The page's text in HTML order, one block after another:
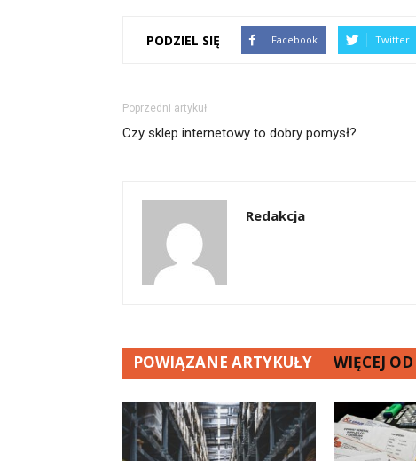
PODZIEL SIĘ Facebook Twitter
Poprzedni artykuł
Czy sklep internetowy to dobry pomysł?
Redakcja
POWIĄZANE ARTYKUŁY WIĘCEJ